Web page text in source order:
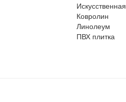
Ковролин
Линолеум
ПВХ плитка